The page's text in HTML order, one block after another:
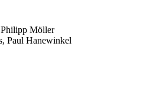
Möller
Paul Hanewinkel